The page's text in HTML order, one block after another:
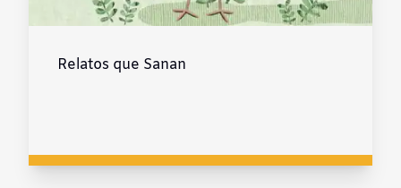
Relatos que Sanan